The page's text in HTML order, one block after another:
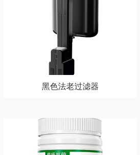
黑色法老过滤器